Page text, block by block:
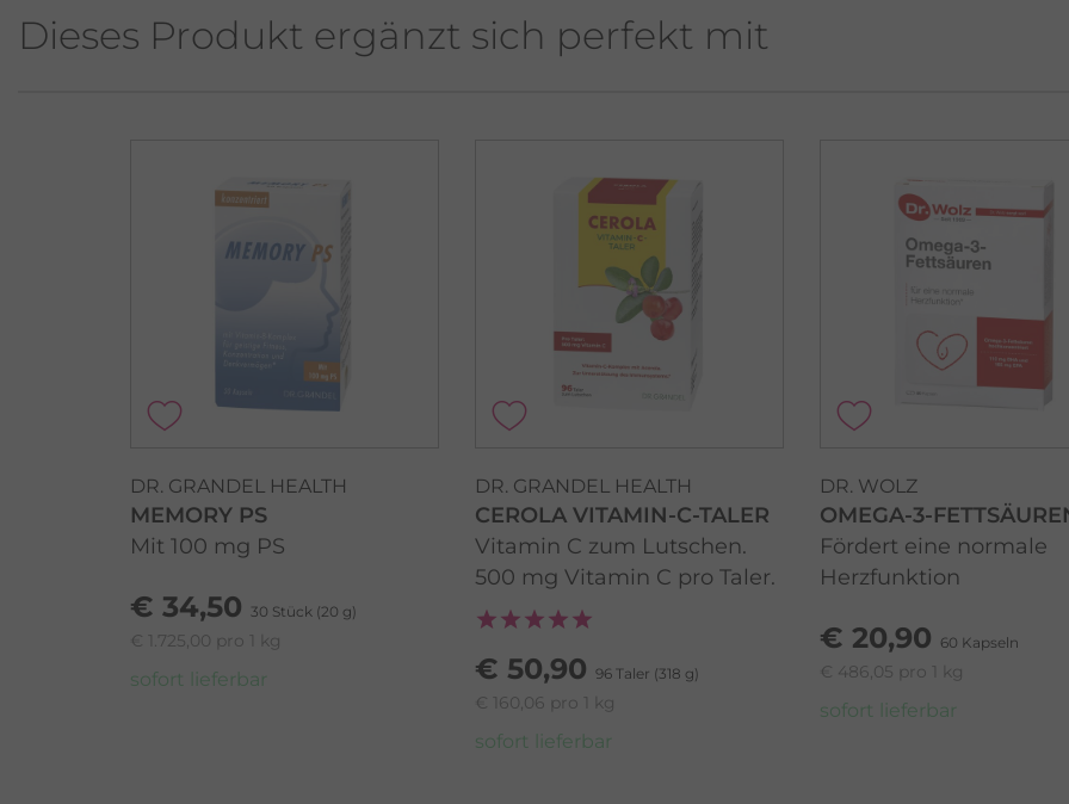
Dieses Produkt ergänzt sich perfekt mit
DR. GRANDEL HEALTH
MEMORY PS
Mit 100 mg PS
€ 34,50 30 Stück (20 g)
€ 1.725,00 pro 1 kg
sofort lieferbar
DR. GRANDEL HEALTH
CEROLA VITAMIN-C-TALER
Vitamin C zum Lutschen.
500 mg Vitamin C pro Taler.
€ 50,90 96 Taler (318 g)
€ 160,06 pro 1 kg
sofort lieferbar
DR. WOLZ
OMEGA-3-
Fördert eine normale
Herzfunktion
€ 20,90 60 Kapseln
€ 486,05 pro 1 kg
sofort lieferbar